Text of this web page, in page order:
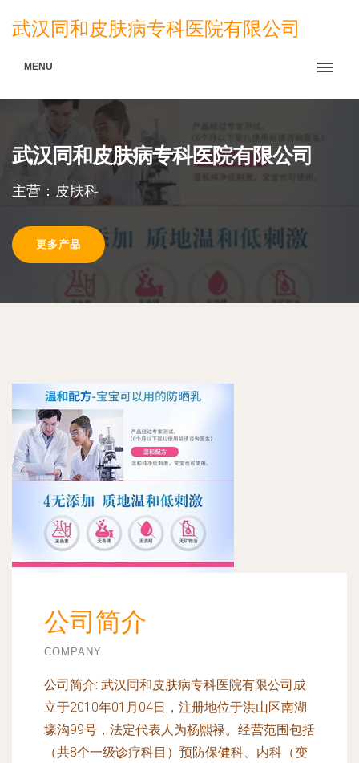
武汉同和皮肤病专科医院有限公司
MENU
武汉同和皮肤病专科医院有限公司
主营：皮肤科
更多产品
公司简介
COMPANY
公司简介: 武汉同和皮肤病专科医院有限公司成
立于2010年01月04日，注册地位于洪山区南湖
壕沟99号，法定代表人为杨熙禄。经营范围包括
（共8个一级诊疗科目）预防保健科、内科（变